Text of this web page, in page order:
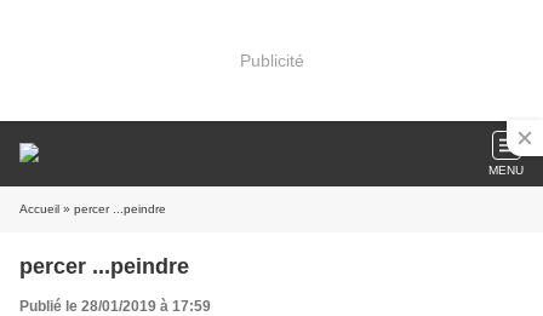
Publicité
MENU
Accueil » percer ...peindre
percer ...peindre
Publié le 28/01/2019 à 17:59